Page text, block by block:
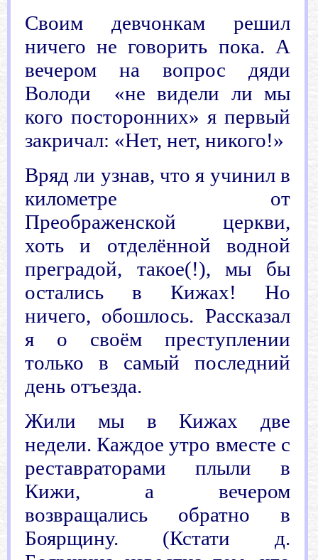
Своим девчонкам решил
ничего не говорить пока. А
вечером на вопрос дяди
Володи «не видели ли мы
кого посторонних» я первый
закричал: «Нет, нет, никого!»
Вряд ли узнав, что я учинил в
километре от
Преображенской церкви,
хоть и отделённой водной
преградой, такое(!), мы бы
остались в Кижах! Но
ничего, обошлось. Рассказал
я о своём преступлении
только в самый последний
день отъезда.
Жили мы в Кижах две
недели. Каждое утро вместе с
реставраторами плыли в
Кижи, а вечером
возвращались обратно в
Боярщину. (Кстати д.